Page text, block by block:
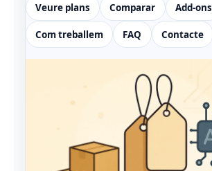
Veure plans Comparar Add-ons
Com treballem FAQ Contacte